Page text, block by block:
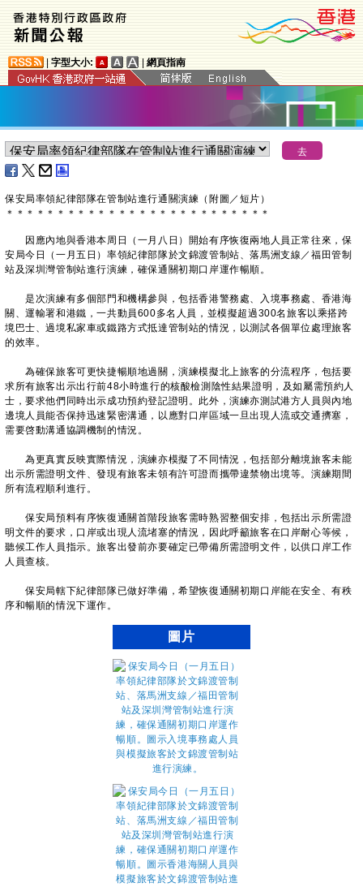
字型大小: 網頁指南
保安局率領紀律部隊在管制站進行通關演練（附圖／短片）
＊ ＊ ＊ ＊ ＊ ＊ ＊ ＊ ＊ ＊ ＊ ＊ ＊ ＊ ＊ ＊ ＊ ＊ ＊ ＊ ＊ ＊ ＊ ＊ ＊ ＊
​因應內地與香港本周日（一月八日）開始有序恢復兩地人員正常往來，保
安局今日（一月五日）率領紀律部隊於文錦渡管制站、落馬洲支線／福田管制
站及深圳灣管制站進行演練，確保通關初期口岸運作暢順。
是次演練有多個部門和機構參與，包括香港警務處、入境事務處、香港海
關、運輸署和港鐵，一共動員600多名人員，並模擬超過300名旅客以乘搭跨
境巴士、過境私家車或鐵路方式抵達管制站的情況，以測試各個單位處理旅客
的效率。
為確保旅客可更快捷暢順地過關，演練模擬北上旅客的分流程序，包括要
求所有旅客出示出行前48小時進行的核酸檢測陰性結果證明，及如屬需預約人
士，要求他們同時出示成功預約登記證明。此外，演練亦測試港方人員與內地
邊境人員能否保持迅速緊密溝通，以應對口岸區域一旦出現人流或交通擠塞，
需要啓動溝通協調機制的情況。
為更真實反映實際情況，演練亦模擬了不同情況，包括部分離境旅客未能
出示所需證明文件、發現有旅客未領有許可證而攜帶違禁物出境等。演練期間
所有流程順利進行。
保安局預料有序恢復通關首階段旅客需時熟習整個安排，包括出示所需證
明文件的要求，口岸或出現人流堵塞的情況，因此呼籲旅客在口岸耐心等候，
聽候工作人員指示。旅客出發前亦要確定已帶備所需證明文件，以供口岸工作
人員查核。
保安局轄下紀律部隊已做好準備，希望恢復通關初期口岸能在安全、有秩
序和暢順的情況下運作。
圖片